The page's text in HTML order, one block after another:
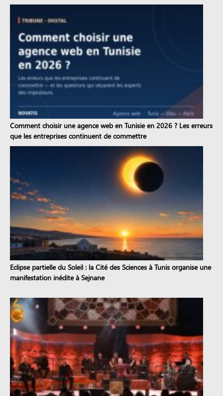
Comment choisir une agence web en Tunisie en 2026 ? Les erreurs
que les entreprises continuent de commettre
Eclipse partielle du Soleil : la Cité des Sciences à Tunis organise une
manifestation inédite à Sejnane